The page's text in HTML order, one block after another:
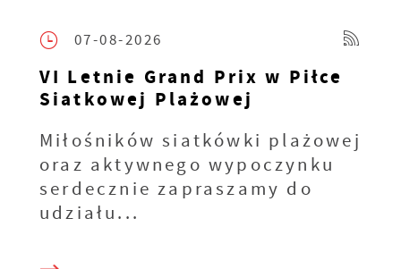
07-08-2026
VI Letnie Grand Prix w Piłce
Siatkowej Plażowej
Miłośników siatkówki plażowej
oraz aktywnego wypoczynku
serdecznie zapraszamy do
udziału...